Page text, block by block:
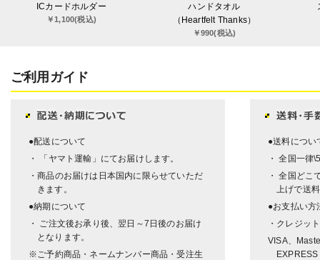
ICカードホルダー
￥1,100(税込)
ハンドタオル
（Heartfelt Thanks）
￥990(税込)
ご利用ガイド
●配送について
・ 「ヤマト運輸」にてお届けします。
・商品のお届けは日本国内に限らせていただ
きます。
●納期について
・ ご注文後お承り後、翌日～7日後のお届け
となります。
※ご予約商品・ネームナンバー商品・受注生
●送料につい
・ 全国一律
・ 全国どこ
上げで送
●お支払い方
・クレジッ
VISA、